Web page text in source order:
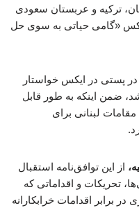
ترکیه و عربستان سعودی
«گامی حیاتی به سوی حل
در پستی در ایکس خواستار
ضمن اینکه به طور قابل
لبنانی برای
از این توافق‌نامه استقبال
تحریکات و اقداماتی که
برابر اقدامات خرابکارانه